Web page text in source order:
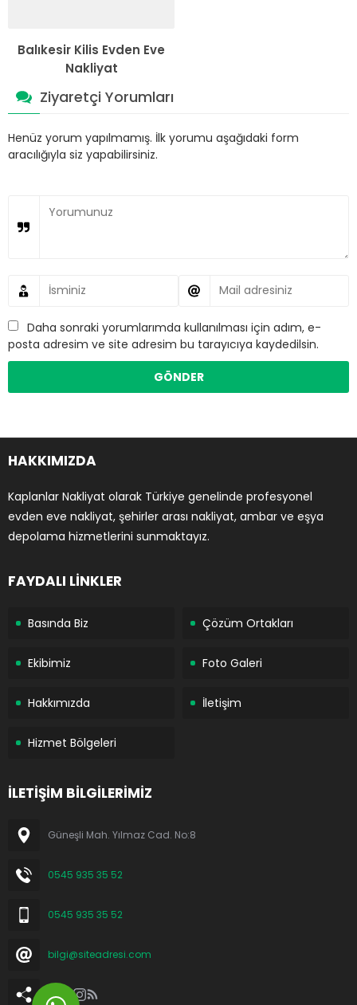
Balıkesir Kilis Evden Eve
Nakliyat
Ziyaretçi Yorumları
Henüz yorum yapılmamış. İlk yorumu aşağıdaki form
aracılığıyla siz yapabilirsiniz.
Daha sonraki yorumlarımda kullanılması için adım, e-
posta adresim ve site adresim bu tarayıcıya kaydedilsin.
HAKKIMIZDA
Kaplanlar Nakliyat olarak Türkiye genelinde profesyonel
evden eve nakliyat, şehirler arası nakliyat, ambar ve eşya
depolama hizmetlerini sunmaktayız.
FAYDALI LİNKLER
Basında Biz Çözüm Ortakları
Ekibimiz Foto Galeri
Hakkımızda İletişim
Hizmet Bölgeleri
İLETİŞİM BİLGİLERİMİZ
Güneşli Mah. Yılmaz Cad. No:8
0545 935 35 52
0545 935 35 52
bilgi@siteadresi.com